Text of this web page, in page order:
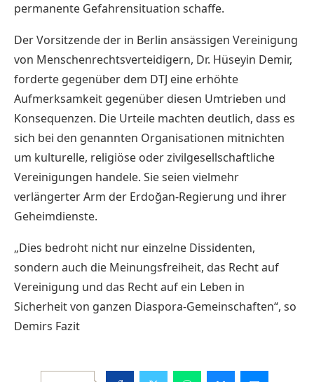
permanente Gefahrensituation schaffe.
Der Vorsitzende der in Berlin ansässigen Vereinigung
von Menschenrechtsverteidigern, Dr. Hüseyin Demir,
forderte gegenüber dem DTJ eine erhöhte
Aufmerksamkeit gegenüber diesen Umtrieben und
Konsequenzen. Die Urteile machten deutlich, dass es
sich bei den genannten Organisationen mitnichten
um kulturelle, religiöse oder zivilgesellschaftliche
Vereinigungen handele. Sie seien vielmehr
verlängerter Arm der Erdoğan-Regierung und ihrer
Geheimdienste.
„Dies bedroht nicht nur einzelne Dissidenten,
sondern auch die Meinungsfreiheit, das Recht auf
Vereinigung und das Recht auf ein Leben in
Sicherheit von ganzen Diaspora-Gemeinschaften“, so
Demirs Fazit